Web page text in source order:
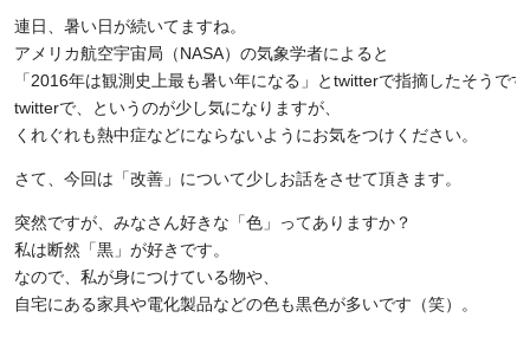
連日、暑い日が続いてますね。
アメリカ航空宇宙局（NASA）の気象学者によると
「2016年は観測史上最も暑い年になる」とtwitterで指摘したそうで
twitterで、というのが少し気になりますが、
くれぐれも熱中症などにならないようにお気をつけください。
さて、今回は「改善」について少しお話をさせて頂きます。
突然ですが、みなさん好きな「色」ってありますか？
私は断然「黒」が好きです。
なので、私が身につけている物や、
自宅にある家具や電化製品などの色も黒色が多いです（笑）。